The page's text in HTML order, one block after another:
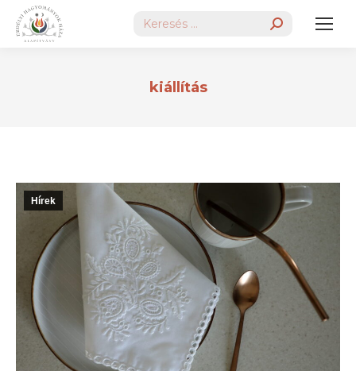
Search:
kiállítás
Hírek